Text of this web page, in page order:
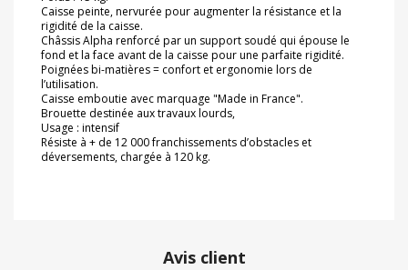
Caisse peinte, nervurée pour augmenter la résistance et la
rigidité de la caisse.
Châssis Alpha renforcé par un support soudé qui épouse le
fond et la face avant de la caisse pour une parfaite rigidité.
Poignées bi-matières = confort et ergonomie lors de
l’utilisation.
Caisse emboutie avec marquage "Made in France".
Brouette destinée aux travaux lourds,
Usage : intensif
Résiste à + de 12 000 franchissements d’obstacles et
déversements, chargée à 120 kg.
Avis client